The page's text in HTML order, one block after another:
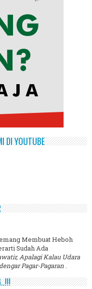
DI YOUTUBE
Membuat Heboh
Sudah Ada
Apalagi Kalau Udara
Pagar-Pagaran.